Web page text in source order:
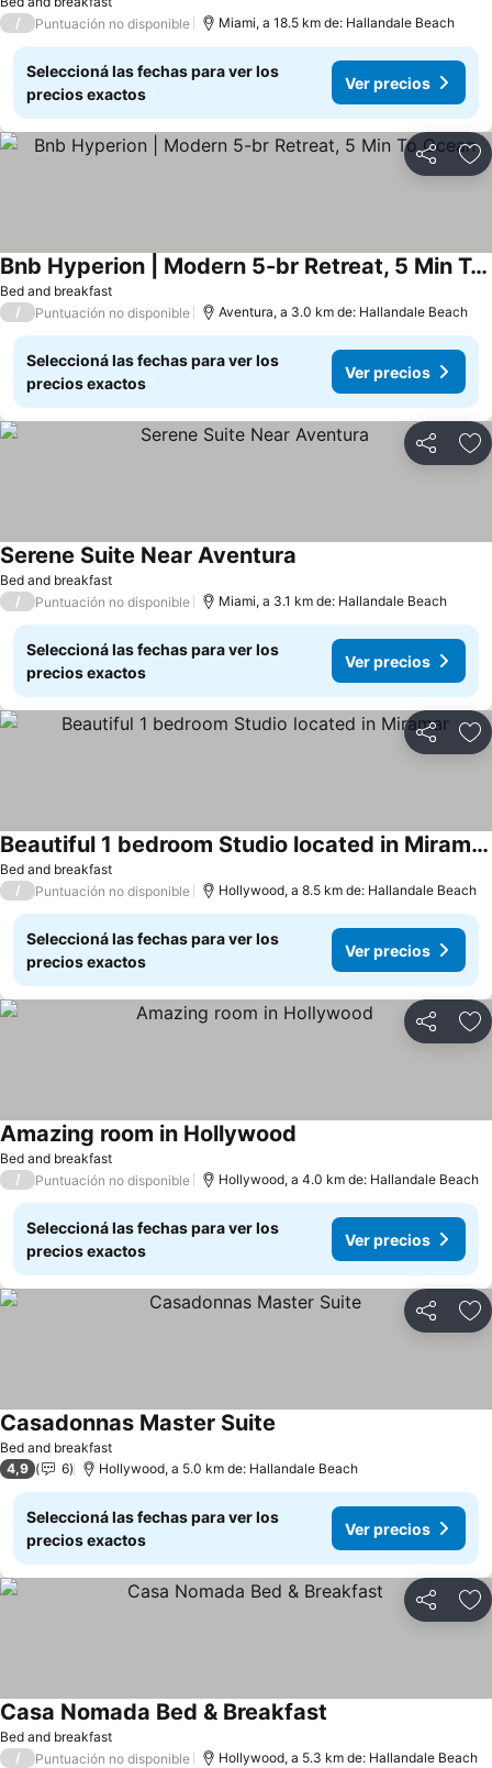
/
Puntuación no disponible Miami, a 18.5 km de: Hallandale Beach
Seleccioná las fechas para ver los
precios exactos
Ver precios
Compartir
Bed and breakfast
Bnb Hyperion | Modern 5-br Retreat, 5 Min To Ocean
/ Puntuación no disponible Aventura, a 3.0 km de: Hallandale Beach
Seleccioná las fechas para ver los
precios exactos
Ver precios
Compartir
Bed and breakfast
Serene Suite Near Aventura
/ Puntuación no disponible Miami, a 3.1 km de: Hallandale Beach
Seleccioná las fechas para ver los
precios exactos
Ver precios
Compartir
Bed and breakfast
Beautiful 1 bedroom Studio located in Miramar
/ Puntuación no disponible Hollywood, a 8.5 km de: Hallandale Beach
Seleccioná las fechas para ver los
precios exactos
Ver precios
Compartir
Bed and breakfast
Amazing room in Hollywood
/ Puntuación no disponible Hollywood, a 4.0 km de: Hallandale Beach
Seleccioná las fechas para ver los
precios exactos
Ver precios
Compartir
Bed and breakfast
Casadonnas Master Suite
4,9 6 Hollywood, a 5.0 km de: Hallandale Beach
Seleccioná las fechas para ver los
precios exactos
Ver precios
Compartir
Bed and breakfast
Casa Nomada Bed & Breakfast
/ Puntuación no disponible Hollywood, a 5.3 km de: Hallandale Beach